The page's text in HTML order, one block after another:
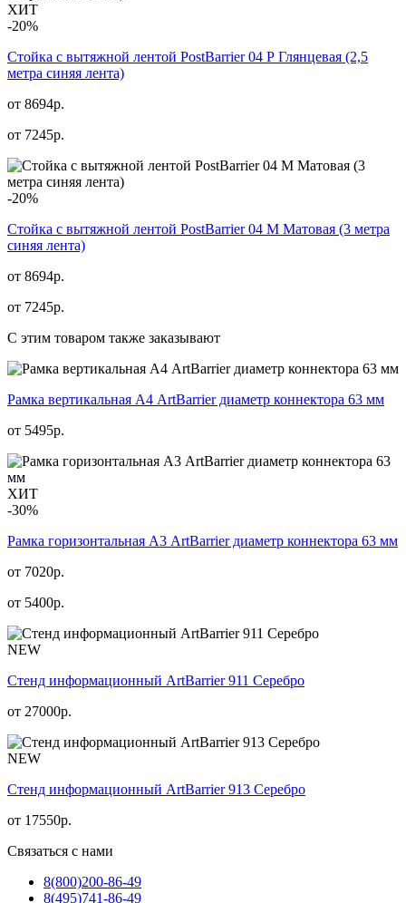
ХИТ
-20%
Стойка с вытяжной лентой PostBarrier 04 Р Глянцевая (2,5
метра синяя лента)
от 8694р.
от 7245р.
-20%
Стойка с вытяжной лентой PostBarrier 04 M Матовая (3 метра
синяя лента)
от 8694р.
от 7245р.
С этим товаром также заказывают
Рамка вертикальная А4 ArtBarrier диаметр коннектора 63 мм
от 5495р.
ХИТ
-30%
Рамка горизонтальная А3 ArtBarrier диаметр коннектора 63 мм
от 7020р.
от 5400р.
NEW
Стенд информационный АrtBarrier 911 Серебро
от 27000р.
NEW
Стенд информационный АrtBarrier 913 Серебро
от 17550р.
Связаться с нами
8(800)200-86-49
8(495)741-86-49